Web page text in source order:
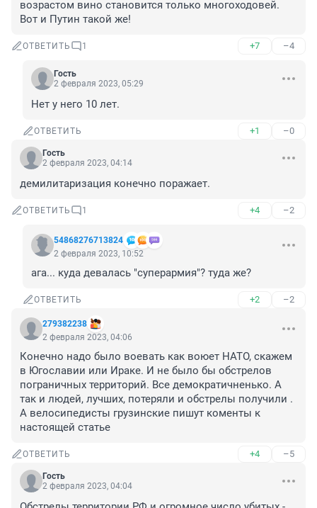
возрастом вино становится только многоходовей.
Вот и Путин такой же!
ОТВЕТИТЬ 1 +7 –4
Гость
2 февраля 2023, 05:29
Нет у него 10 лет.
ОТВЕТИТЬ +1 –0
Гость
2 февраля 2023, 04:14
демилитаризация конечно поражает.
ОТВЕТИТЬ 1 +4 –2
54868276713824
2 февраля 2023, 10:52
ага... куда девалась "суперармия"? туда же?
ОТВЕТИТЬ +2 –2
279382238
2 февраля 2023, 04:06
Конечно надо было воевать как воюет НАТО, скажем
в Югославии или Ираке. И не было бы обстрелов
пограничных территорий. Все демократичненько. А
так и людей, лучших, потеряли и обстрелы получили .
А велосипедисты грузинские пишут коменты к
настоящей статье
ОТВЕТИТЬ +4 –5
Гость
2 февраля 2023, 04:04